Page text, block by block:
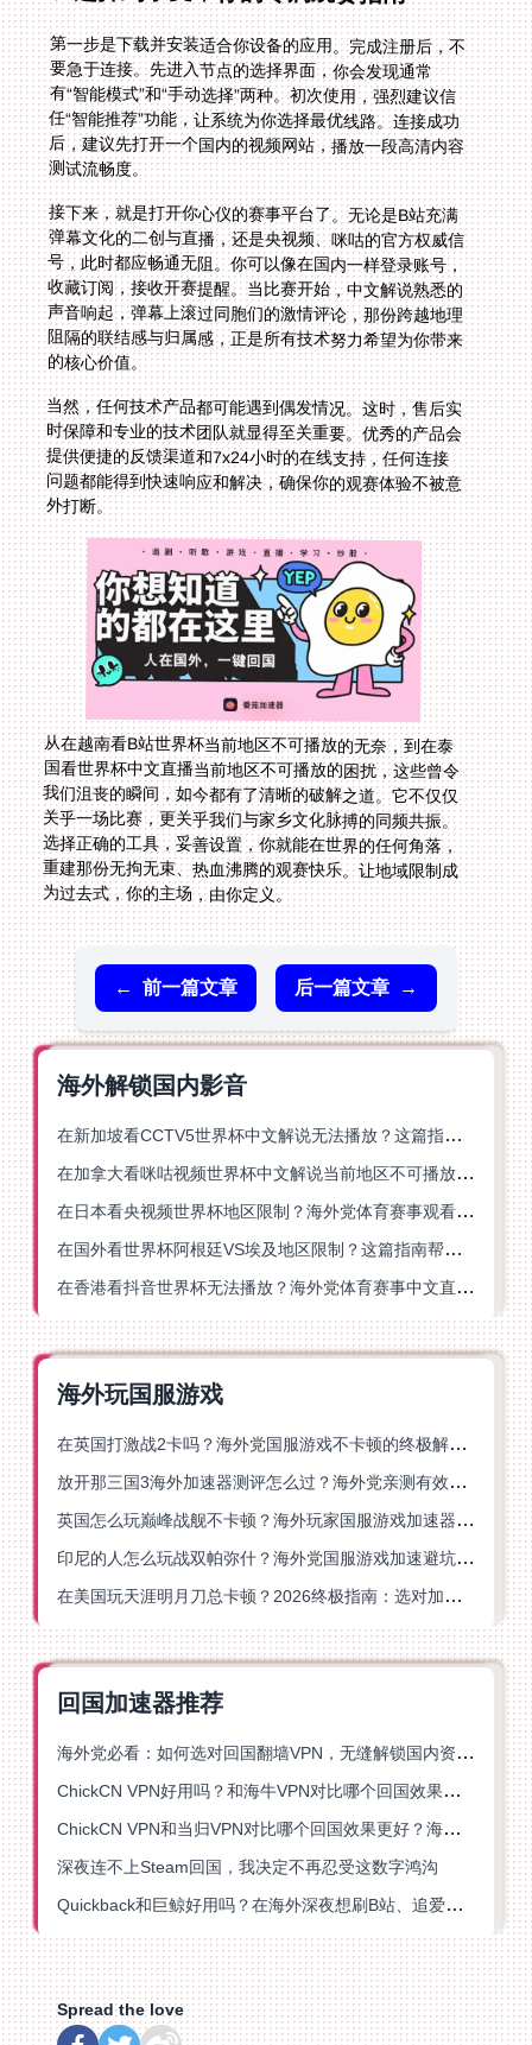
第一步是下载并安装适合你设备的应用。完成注册后，不
要急于连接。先进入节点的选择界面，你会发现通常
有“智能模式”和“手动选择”两种。初次使用，强烈建议信
任“智能推荐”功能，让系统为你选择最优线路。连接成功
后，建议先打开一个国内的视频网站，播放一段高清内容
测试流畅度。
接下来，就是打开你心仪的赛事平台了。无论是B站充满
弹幕文化的二创与直播，还是央视频、咪咕的官方权威信
号，此时都应畅通无阻。你可以像在国内一样登录账号，
收藏订阅，接收开赛提醒。当比赛开始，中文解说熟悉的
声音响起，弹幕上滚过同胞们的激情评论，那份跨越地理
阻隔的联结感与归属感，正是所有技术努力希望为你带来
的核心价值。
当然，任何技术产品都可能遇到偶发情况。这时，售后实
时保障和专业的技术团队就显得至关重要。优秀的产品会
提供便捷的反馈渠道和7x24小时的在线支持，任何连接
问题都能得到快速响应和解决，确保你的观赛体验不被意
外打断。
从在越南看B站世界杯当前地区不可播放的无奈，到在泰
国看世界杯中文直播当前地区不可播放的困扰，这些曾令
我们沮丧的瞬间，如今都有了清晰的破解之道。它不仅仅
关乎一场比赛，更关乎我们与家乡文化脉搏的同频共振。
选择正确的工具，妥善设置，你就能在世界的任何角落，
重建那份无拘无束、热血沸腾的观赛快乐。让地域限制成
为过去式，你的主场，由你定义。
← 前一篇文章 后一篇文章 →
海外解锁国内影音
在新加坡看CCTV5世界杯中文解说无法播放？这篇指南帮你解锁海外体育直播自由
在加拿大看咪咕视频世界杯中文解说当前地区不可播放？这篇指南帮你一键解决
在日本看央视频世界杯地区限制？海外党体育赛事观看终极指南
在国外看世界杯阿根廷VS埃及地区限制？这篇指南帮你搞定中文直播+解说
在香港看抖音世界杯无法播放？海外党体育赛事中文直播终极指南
海外玩国服游戏
在英国打激战2卡吗？海外党国服游戏不卡顿的终极解决方案
放开那三国3海外加速器测评怎么过？海外党亲测有效的国服游戏加速指南
英国怎么玩巅峰战舰不卡顿？海外玩家国服游戏加速器终极指南
印尼的人怎么玩战双帕弥什？海外党国服游戏加速避坑指南
在美国玩天涯明月刀总卡顿？2026终极指南：选对加速器让你丝滑连招
回国加速器推荐
海外党必看：如何选对回国翻墙VPN，无缝解锁国内资源？
ChickCN VPN好用吗？和海牛VPN对比哪个回国效果更好？
ChickCN VPN和当归VPN对比哪个回国效果更好？海外党亲测后选了它
深夜连不上Steam回国，我决定不再忍受这数字鸿沟
Quickback和巨鲸好用吗？在海外深夜想刷B站、追爱奇艺的你，或许正需要这份答案
Spread the love